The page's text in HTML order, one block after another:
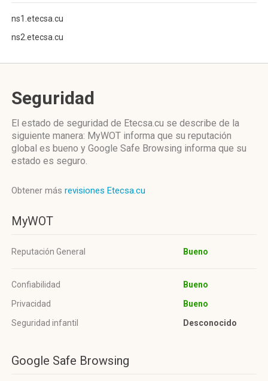
ns1.etecsa.cu
ns2.etecsa.cu
Seguridad
El estado de seguridad de Etecsa.cu se describe de la
siguiente manera: MyWOT informa que su reputación
global es bueno y Google Safe Browsing informa que su
estado es seguro.
Obtener más revisiones Etecsa.cu
MyWOT
Reputación General Bueno
Confiabilidad
Bueno
Privacidad
Bueno
Seguridad infantil
Desconocido
Google Safe Browsing